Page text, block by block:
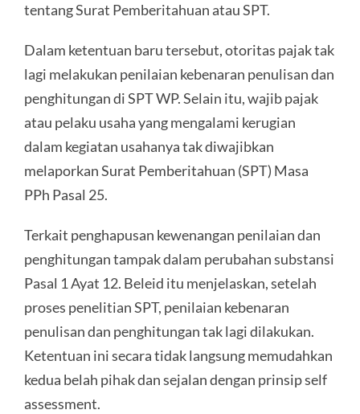
tentang Surat Pemberitahuan atau SPT.
Dalam ketentuan baru tersebut, otoritas pajak tak
lagi melakukan penilaian kebenaran penulisan dan
penghitungan di SPT WP. Selain itu, wajib pajak
atau pelaku usaha yang mengalami kerugian
dalam kegiatan usahanya tak diwajibkan
melaporkan Surat Pemberitahuan (SPT) Masa
PPh Pasal 25.
Terkait penghapusan kewenangan penilaian dan
penghitungan tampak dalam perubahan substansi
Pasal 1 Ayat 12. Beleid itu menjelaskan, setelah
proses penelitian SPT, penilaian kebenaran
penulisan dan penghitungan tak lagi dilakukan.
Ketentuan ini secara tidak langsung memudahkan
kedua belah pihak dan sejalan dengan prinsip self
assessment.